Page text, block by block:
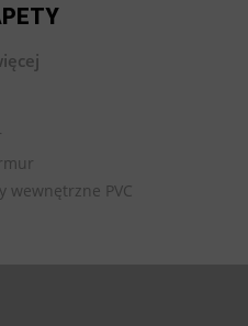
wewnętrzne PVC